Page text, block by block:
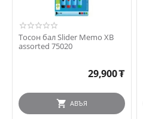
Тосон бал Slider Memo XB
assorted 75020
29,900₮
АВЪЯ